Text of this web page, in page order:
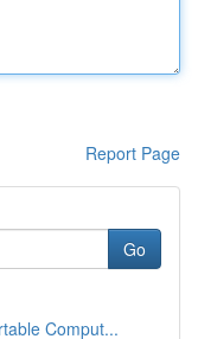
Report Page
Go
Comput...